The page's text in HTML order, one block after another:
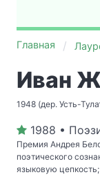
Главная
Иван
1948 (дер. Усть-
1988 •
Премия Андрея
поэтического
языковую